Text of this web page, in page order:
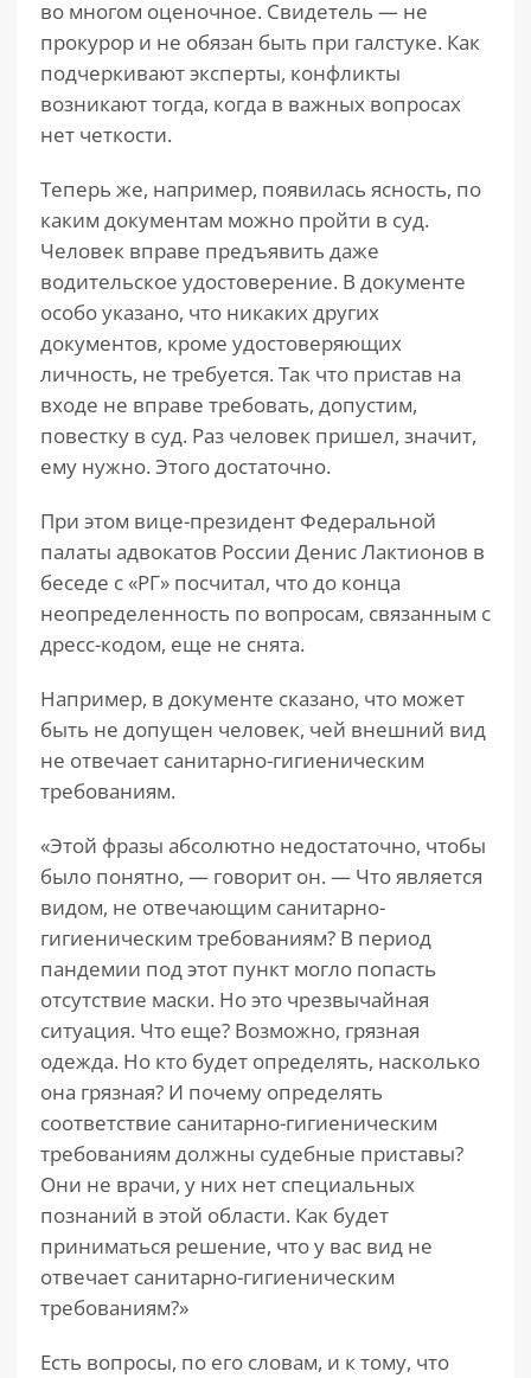
во многом оценочное. Свидетель — не
прокурор и не обязан быть при галстуке. Как
подчеркивают эксперты, конфликты
возникают тогда, когда в важных вопросах
нет четкости.
Теперь же, например, появилась ясность, по
каким документам можно пройти в суд.
Человек вправе предъявить даже
водительское удостоверение. В документе
особо указано, что никаких других
документов, кроме удостоверяющих
личность, не требуется. Так что пристав на
входе не вправе требовать, допустим,
повестку в суд. Раз человек пришел, значит,
ему нужно. Этого достаточно.
При этом вице-президент Федеральной
палаты адвокатов России Денис Лактионов в
беседе с «РГ» посчитал, что до конца
неопределенность по вопросам, связанным с
дресс-кодом, еще не снята.
Например, в документе сказано, что может
быть не допущен человек, чей внешний вид
не отвечает санитарно-гигиеническим
требованиям.
«Этой фразы абсолютно недостаточно, чтобы
было понятно, — говорит он. — Что является
видом, не отвечающим санитарно-
гигиеническим требованиям? В период
пандемии под этот пункт могло попасть
отсутствие маски. Но это чрезвычайная
ситуация. Что еще? Возможно, грязная
одежда. Но кто будет определять, насколько
она грязная? И почему определять
соответствие санитарно-гигиеническим
требованиям должны судебные приставы?
Они не врачи, у них нет специальных
познаний в этой области. Как будет
приниматься решение, что у вас вид не
отвечает санитарно-гигиеническим
требованиям?»
Есть вопросы, по его словам, и к тому, что